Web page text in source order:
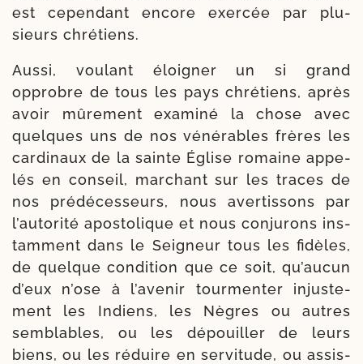
est cepen­dant encore exer­cée par plu­
sieurs chrétiens.
Aussi, vou­lant éloi­gner un si grand
opprobre de tous les pays chré­tiens, après
avoir mûre­ment exa­mi­né la chose avec
quelques uns de nos véné­rables frères les
car­di­naux de la sainte Église romaine appe­
lés en conseil, mar­chant sur les traces de
nos pré­dé­ces­seurs, nous aver­tis­sons par
l’auto­rité apos­to­lique et nous conju­rons ins­
tam­ment dans le Seigneur tous les fidèles,
de quelque condi­tion que ce soit, qu’aucun
d’eux n’ose à l’avenir tour­men­ter injus­te­
ment les Indiens, les Nègres ou autres
sem­blables, ou les dépouiller de leurs
biens, ou les réduire en ser­vi­tude, ou assis­